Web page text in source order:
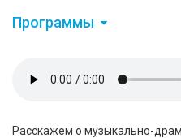
Программы
Расскажем о музыкально-